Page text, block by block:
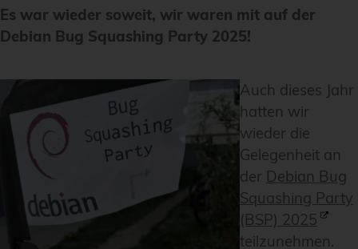
Es war wieder soweit, wir waren mit auf der
Debian Bug Squashing Party 2025!
Auch dieses Jahr
hatten wir
wieder die
Gelegenheit an
der Debian Bug
Squashing Party
(BSP) 2025
teilzunehmen.